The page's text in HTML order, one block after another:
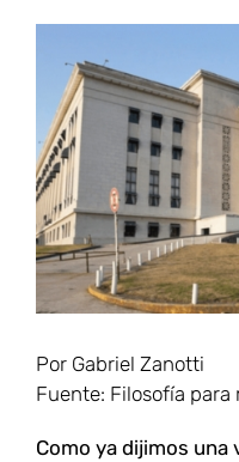
imagen
más
grande
Por Gabriel Zanotti
Fuente: Filosofía para
Como ya dijimos